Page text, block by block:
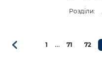
Розділи:
1 … 71 72